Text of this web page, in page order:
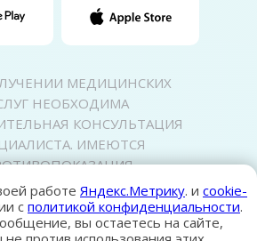
работе Яндекс.Метрику. и cookie-
с политикой конфиденциальности.
вы остаетесь на сайте,
МЕДИЦИНСКИХ
НЕОБХОДИМА
КОНСУЛЬТАЦИЯ
ИМЕЮТСЯ
Карта сайта